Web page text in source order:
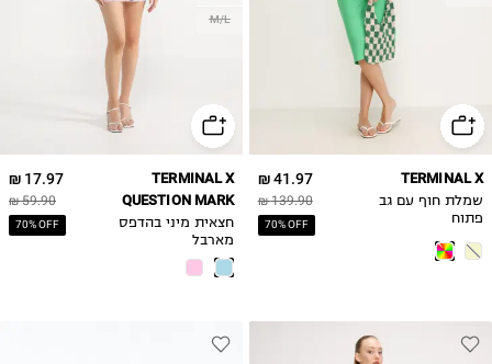
41.97 ₪
139.90 ₪
70% OFF
TERMINAL X
שמלת חוף עם גב
פתוח
M/L
17.97 ₪
59.90 ₪
70% OFF
TERMINAL X
QUESTION MARK
חצאית מיני בהדפס
מארבל